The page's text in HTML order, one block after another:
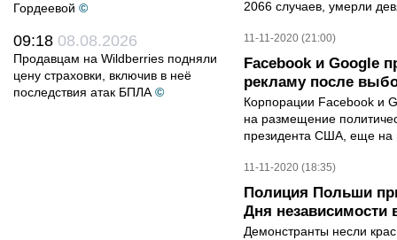
Гордеевой ©
09:18 08.08.2026
Продавцам на Wildberries подняли
цену страховки, включив в неё
последствия атак БПЛА ©
2066 случаев, умерли
11-11-2020 (21:00)
Facebook и Google
рекламу после
Корпорации Facebook и
на размещение
президента США, еще на
11-11-2020 (18:35)
Полиция Польши
Дня независимости
Демонстранты несли